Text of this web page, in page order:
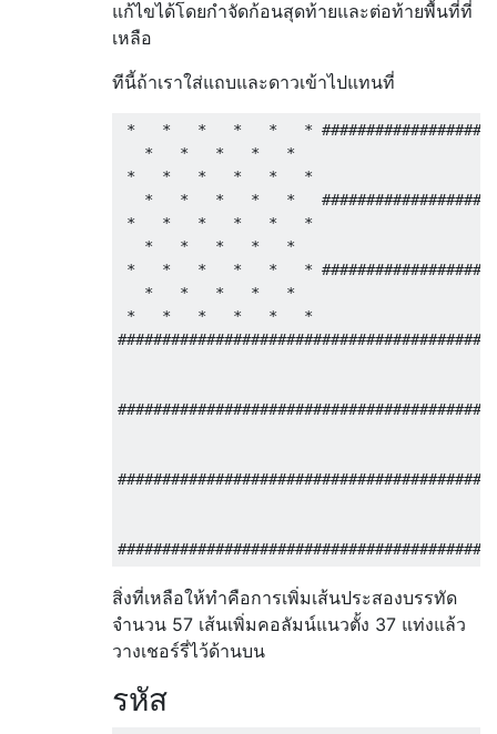
แก้ไขได้โดยกำจัดก้อนสุดท้ายและต่อท้ายพื้นที่ที่
เหลือ
ทีนี้ถ้าเราใส่แถบและดาวเข้าไปแทนที่
*   *   *   *   *   *
*   *   *   *   *
*   *   *   *   *   *
*   *   *   *   *
*   *   *   *   *   *
*   *   *   *   *
*   *   *   *   *   *
*   *   *   *   *
*   *   *   *   *   *
สิ่งที่เหลือให้ทำคือการเพิ่มเส้นประสองบรรทัด
จำนวน 57 เส้นเพิ่มคอลัมน์แนวตั้ง 37 แท่งแล้ว
วางเชอร์รี่ไว้ด้านบน
รหัส